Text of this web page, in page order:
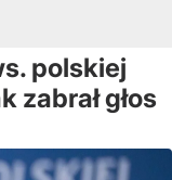
polskiej
zabrał głos